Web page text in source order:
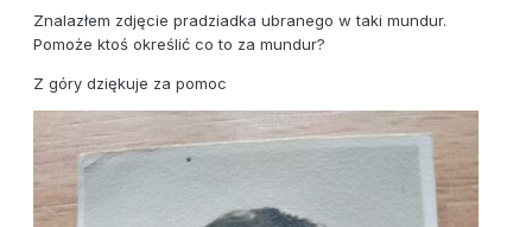
Znalazłem zdjęcie pradziadka ubranego w taki mundur.
Pomoże ktoś określić co to za mundur?
Z góry dziękuje za pomoc